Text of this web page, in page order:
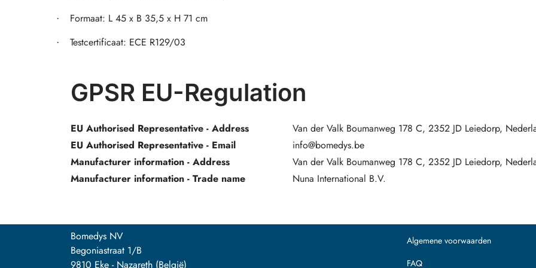
· Formaat: L 45 x B 35,5 x H 71 cm
· Testcertificaat: ECE R129/03
GPSR EU-Regulation
EU Authorised Representative - Address
Van der Valk Boumanweg 178 C, 2352 JD Leiedorp,
EU Authorised Representative - Email
info@bomedys.be
Manufacturer information - Address
Van der Valk Boumanweg 178 C, 2352 JD Leiedorp,
Manufacturer information - Trade name
Nuna International B.V.
Bomedys NV
Begoniastraat 1/B
9810 Eke - Nazareth (België)
Algemene voorwaarden
FAQ